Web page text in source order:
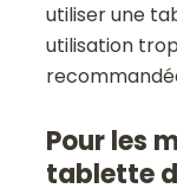
utiliser une
utilisation
Pour les
tablette